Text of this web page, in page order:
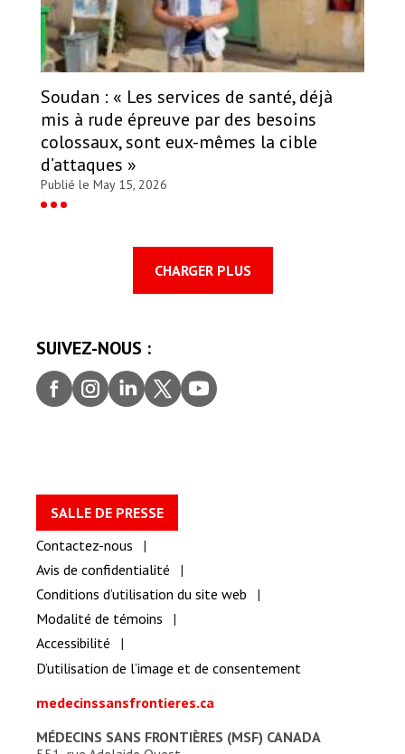
Soudan : « Les services de santé, déjà
mis à rude épreuve par des besoins
colossaux, sont eux-mêmes la cible
d’attaques »
Publié le May 15, 2026
CHARGER PLUS
SUIVEZ-NOUS :
Faceb
ook
Insta
gram
Linke
dIn
Twitt
er
youtu
be
SALLE DE PRESSE
Contactez-nous
Avis de confidentialité
Conditions d’utilisation du site web
Modalité de témoins
Accessibilité
D’utilisation de l’image et de consentement
medecinssansfrontieres.ca
MÉDECINS SANS FRONTIÈRES (MSF) CANADA